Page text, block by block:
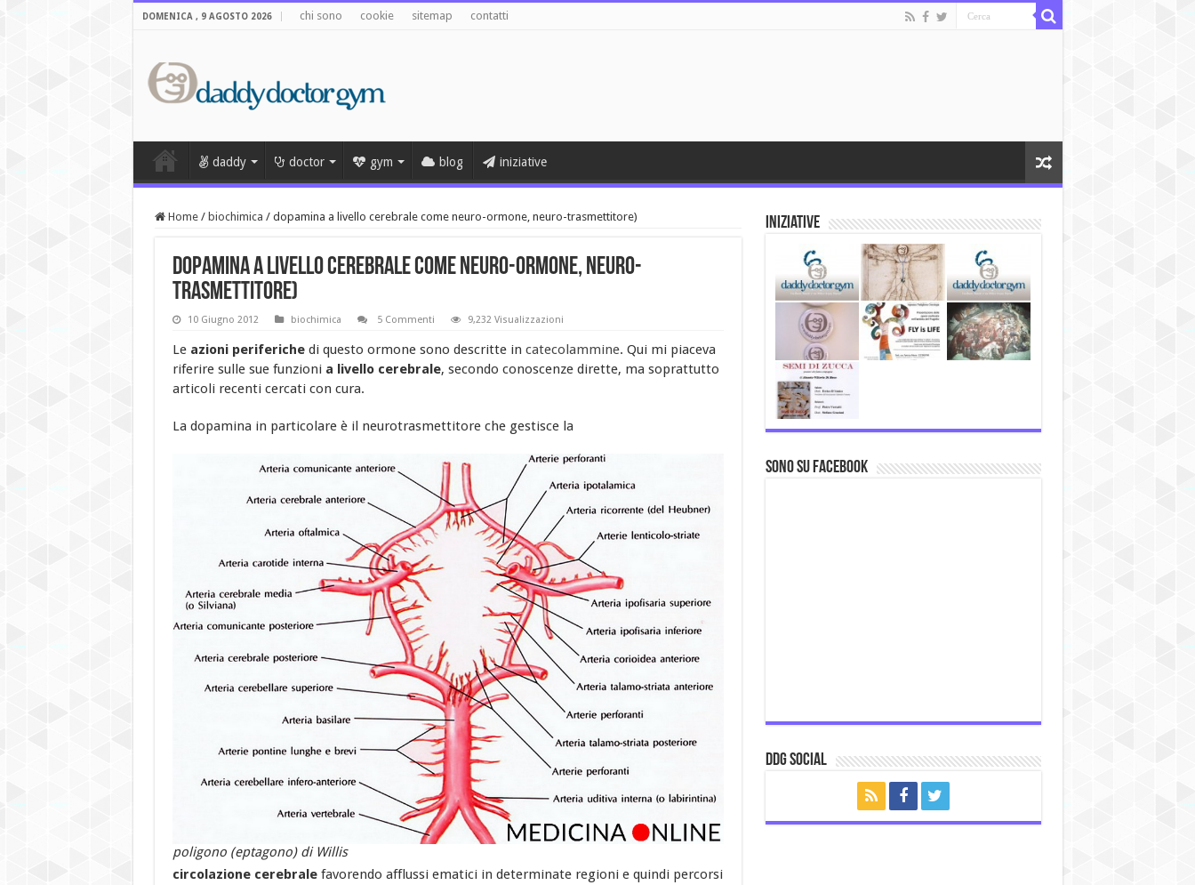
DOMENICA , 9 AGOSTO 2026 chi sono cookie sitemap contatti
daddy doctor gym blog iniziative
Home / biochimica / dopamina a livello cerebrale come neuro-ormone, neuro-trasmettitore)
dopamina a livello cerebrale come neuro-ormone, neuro-
trasmettitore)
10 Giugno 2012 biochimica 5 Commenti 9,232 Visualizzazioni
Le azioni periferichedi questo ormone sono descritte in catecolammine. Qui mi piaceva
riferire sulle sue funzioni a livello cerebrale, secondo conoscenze dirette, ma soprattutto
articoli recenti cercati con cura.
La dopamina in particolare è il neurotrasmettitore che gestisce la
poligono (eptagono) di Willis
circolazione cerebralefavorendo afflussi ematici in determinate regioni e quindi percorsi
Iniziative
Sono su Facebook
ddg Social